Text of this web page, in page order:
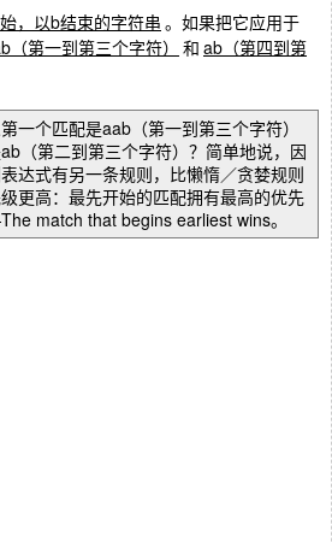
，以b结束的字符串 。如果把它应用于
（第一到第三个字符） 和 ab（第四到第
一个匹配是aab（第一到第三个字符）
（第二到第三个字符）？简单地说，因
达式有另一条规则，比懒惰／贪婪规则
更高：最先开始的匹配拥有最高的优先
match that begins earliest wins。